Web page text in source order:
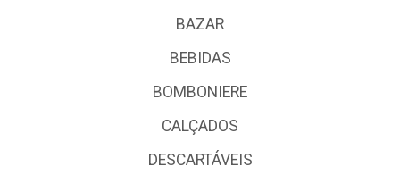
BAZAR
BEBIDAS
BOMBONIERE
CALÇADOS
DESCARTÁVEIS